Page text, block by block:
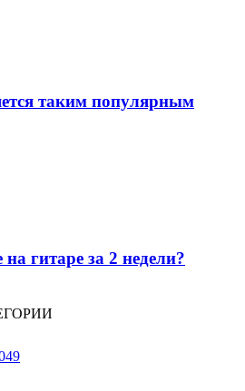
таким популярным
гитаре за 2 недели?